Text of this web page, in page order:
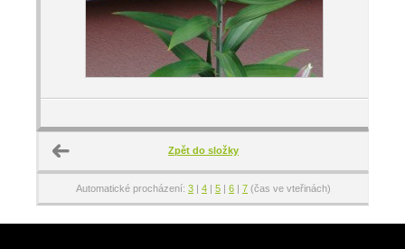
Zpět do složky
Automatické procházení: 3 | 4 | 5 | 6 | 7 (čas ve vteřinách)